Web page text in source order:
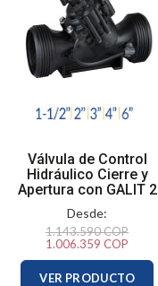
Válvula de Control
Hidráulico Cierre y
Apertura con GALIT 2
Desde:
1.143.590 COP
1.006.359 COP
VER PRODUCTO